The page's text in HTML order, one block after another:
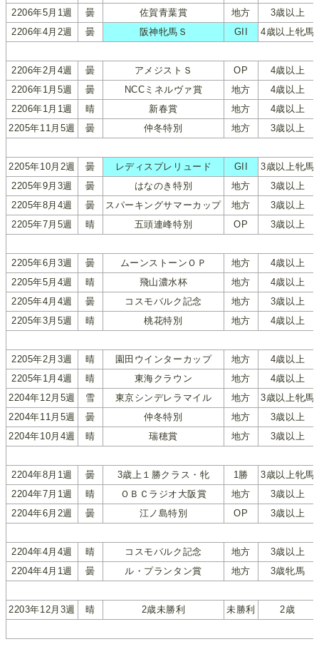
2206年5月1週
曇 佐賀青葉賞 地方
3歳以上
2206年4月2週
曇 阪神牝馬Ｓ GII 4歳以上牝馬
2206年2月4週 曇 アメジストＳ OP
4歳以上
2206年1月5週
曇 NCCミネルヴァ賞 地方
4歳以上
2206年1月1週
晴 新春賞 地方
4歳以上
2205年11月5週
曇 仲冬特別 地方 3歳以上
2205年10月2週 曇 レディスプレリュード GII
3歳以上牝馬
2205年9月3週
曇 はなのき特別 地方
3歳以上
2205年8月4週
曇 スパーキングサマーカップ 地方
3歳以上
2205年7月5週
晴 五頭連峰特別 OP 3歳以上
2205年6月3週 曇 ムーンストーンＯＰ 地方
4歳以上
2205年5月4週
晴 飛山濃水杯 地方
4歳以上
2205年4月4週
曇 コスモバルク記念 地方
3歳以上
2205年3月5週
晴 桃花特別 地方 4歳以上
2205年2月3週 晴 園田ウインターカップ 地方
4歳以上
2205年1月4週
晴 東海クラウン 地方
4歳以上
2204年12月5週
雪 東京シンデレラマイル 地方
3歳以上牝馬
2204年11月5週
曇 仲冬特別 地方
3歳以上
2204年10月4週
晴 瑞穂賞 地方 3歳以上
2204年8月1週 曇 3歳上１勝クラス・牝 1勝
3歳以上牝馬
2204年7月1週
晴 ＯＢＣラジオ大阪賞 地方
3歳以上
2204年6月2週
曇 江ノ島特別 OP 3歳以上
2204年4月4週 晴 コスモバルク記念 地方
3歳以上
2204年4月1週
曇 ル・プランタン賞 地方 3歳牝馬
2203年12月3週 晴 2歳未勝利 未勝利 2歳